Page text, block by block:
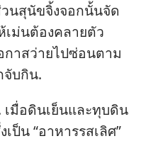
น​สุนัข​จิ้งจอก​นั้น​จัด​
เม่น​ต้อง​คลาย​ตัว​
กาส​ว่าย​ไป​ซ่อน​ตาม​
จับ​กิน.
มื่อ​ดิน​เย็น​และ​ทุบ​ดิน​
น “อาหาร​รส​เลิศ”